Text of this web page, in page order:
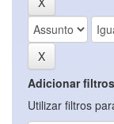
Adicionar
Utilizar filtros